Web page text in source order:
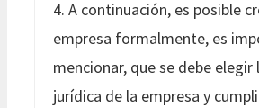
4. A continuación, es posible
empresa formalmente, es
mencionar, que se debe
jurídica de la empresa y